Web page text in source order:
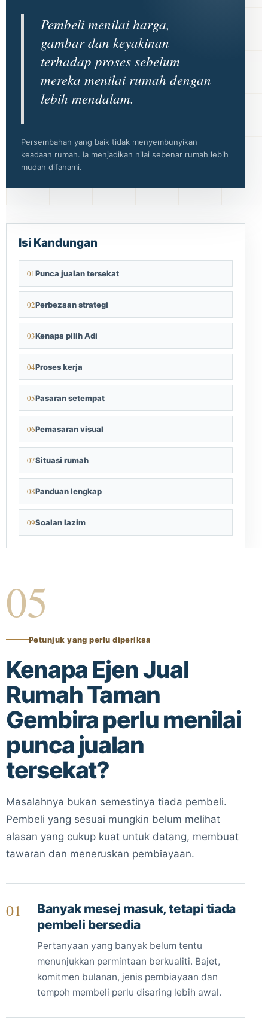
Pembeli menilai harga,
gambar dan keyakinan
terhadap proses sebelum
mereka menilai rumah dengan
lebih mendalam.
Persembahan yang baik tidak menyembunyikan
keadaan rumah. Ia menjadikan nilai sebenar rumah lebih
mudah difahami.
Isi Kandungan
Punca jualan tersekat
Perbezaan strategi
Kenapa pilih Adi
Proses kerja
Pasaran setempat
Pemasaran visual
Situasi rumah
Panduan lengkap
Soalan lazim
05
Petunjuk yang perlu diperiksa
Kenapa Ejen Jual
Rumah Taman
Gembira perlu menilai
punca jualan
tersekat?
Masalahnya bukan semestinya tiada pembeli.
Pembeli yang sesuai mungkin belum melihat
alasan yang cukup kuat untuk datang, membuat
tawaran dan meneruskan pembiayaan.
01
Banyak mesej masuk, tetapi tiada
pembeli bersedia
Pertanyaan yang banyak belum tentu
menunjukkan permintaan berkualiti. Bajet,
komitmen bulanan, jenis pembiayaan dan
tempoh membeli perlu disaring lebih awal.